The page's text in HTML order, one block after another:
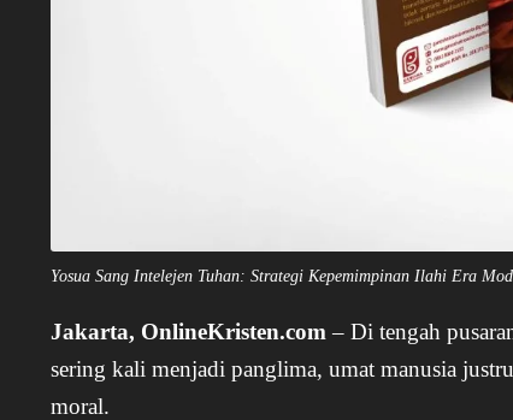
Yosua Sang Intelejen Tuhan: Strategi Kepemimpinan Ilahi Era
Jakarta, OnlineKristen.com – Di tengah
sering kali menjadi panglima, umat manusia
moral.